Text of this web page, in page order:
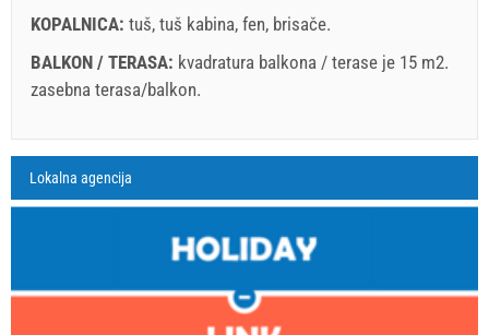
KOPALNICA: tuš, tuš kabina, fen, brisače.
BALKON / TERASA: kvadratura balkona / terase je 15 m2.
zasebna terasa/balkon.
A3 Apartment (2+0) : Prices 2026 EUR
4. jul. 2026
21. avg. 2026
22. avg. 2026
12.
7
Legenda: termini z red ozadjem so rezervirani
august 2026
MO TU WE TH FR
1
5
Polja označena z zvezdico (*) so obvezna!
Lokalna agencija